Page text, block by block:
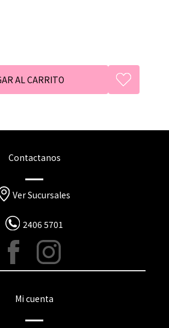
Contactanos
Ver Sucursales
2406 5701
Mi cuenta